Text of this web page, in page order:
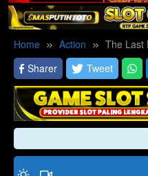
Home Action
The Last
Sharer
Tweet